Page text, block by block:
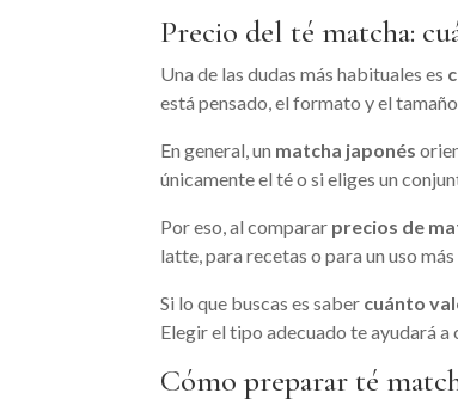
Precio del té matcha:
Una de las dudas más habituales es
está pensado, el formato y el tamaño
En general, un matcha japonés
únicamente el té o si eliges un
Por eso, al comparar precios de
latte, para recetas o para un uso
Si lo que buscas es saber cuánto
Elegir el tipo adecuado te ayudará a
Cómo preparar té